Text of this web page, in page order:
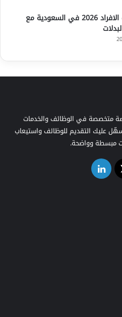
سلم رواتب الافراد 2026 في السعودية مع
متخصصة في الوظائف والخدمات
عليك التقديم للوظائف واستيعاب
مبسطة وواضحة.
‫X لينكدإن